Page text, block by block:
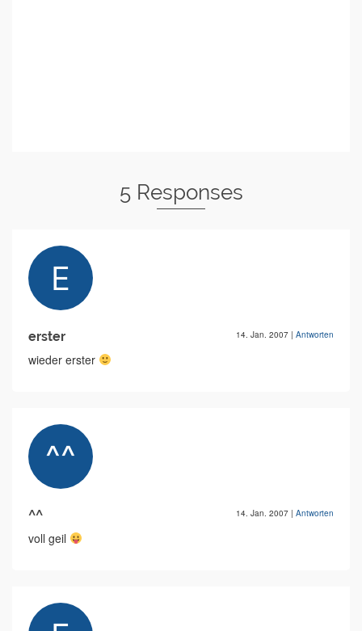
5 Responses
erster 14. Jan. 2007 | Antworten
wieder erster
^^ 14. Jan. 2007 | Antworten
voll geil